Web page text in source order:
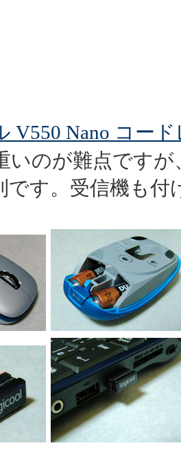
V550 Nano コー
いのが難点です
です。受信機も